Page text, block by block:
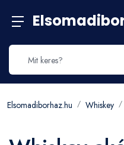
Elsomadiborhaz.hu Whiskey